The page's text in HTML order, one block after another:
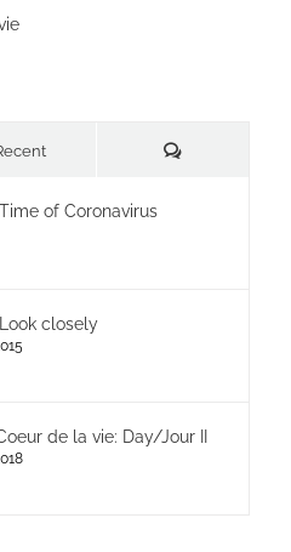
Commentaires
of Coronavirus
closely
de la vie: Day/Jour II